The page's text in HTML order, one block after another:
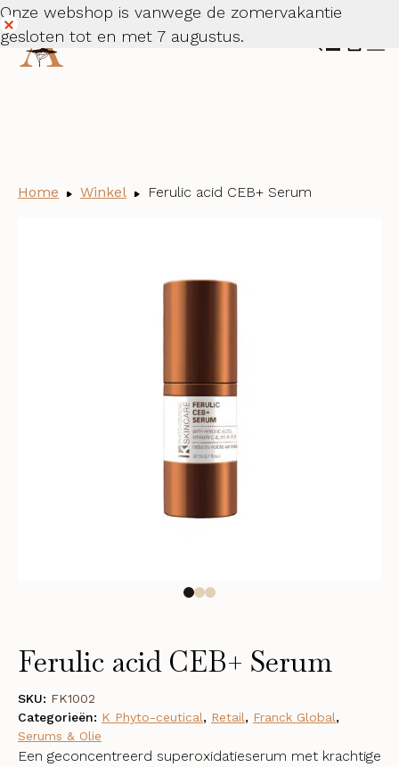
Onze webshop is vanwege de zomervakantie
gesloten tot en met 7 augustus.
Dismiss
Home Winkel Ferulic acid CEB+ Serum
Ferulic acid CEB+ Serum
Een geconcentreerd superoxidatieserum met krachtige
SKU: FK1002
Categorieën: K Phyto-ceutical, Retail, Franck Global,
Serums & Olie